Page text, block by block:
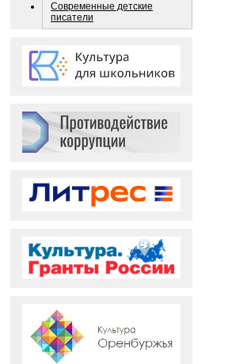
Современные детские
писатели